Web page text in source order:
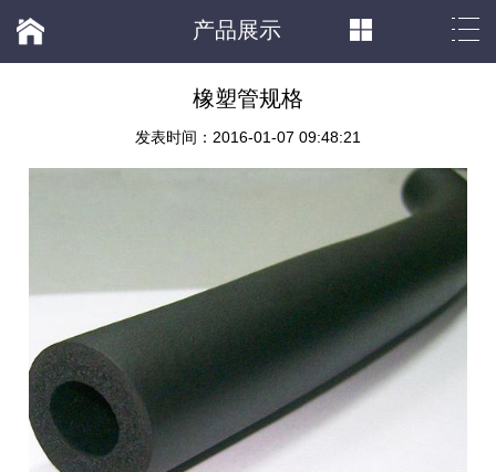
产品展示
橡塑管规格
发表时间：2016-01-07 09:48:21